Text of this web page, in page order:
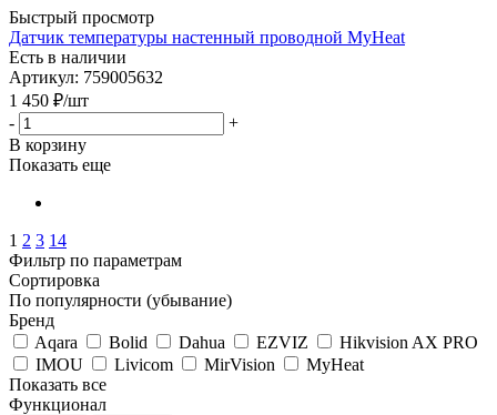
Быстрый просмотр
Датчик температуры настенный проводной MyHeat
Есть в наличии
Артикул: 759005632
1 450 ₽/шт
-
+
В корзину
Показать еще
1 2 3 14
Фильтр по параметрам
Сортировка
По популярности (убывание)
Бренд
Aqara
Bolid Dahua EZVIZ
Hikvision AX PRO
IMOU
Livicom MirVision
MyHeat
Показать все
Функционал